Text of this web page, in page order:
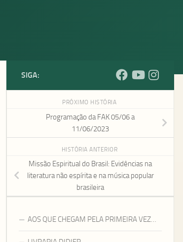
SIGA:
PRÓXIMO HISTÓRIA
Programação da FAK 05/06 a
11/06/2023
HISTÓRIA ANTERIOR
Missão Espiritual do Brasil: Evidências na
literatura não espírita e na música popular
brasileira
AOS QUE CHEGAM PELA PRIMEIRA VEZ…